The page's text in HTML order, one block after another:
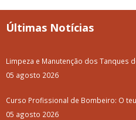
Últimas Notícias
Limpeza e Manutenção dos Tanques
05 agosto 2026
Curso Profissional de Bombeiro: O
05 agosto 2026